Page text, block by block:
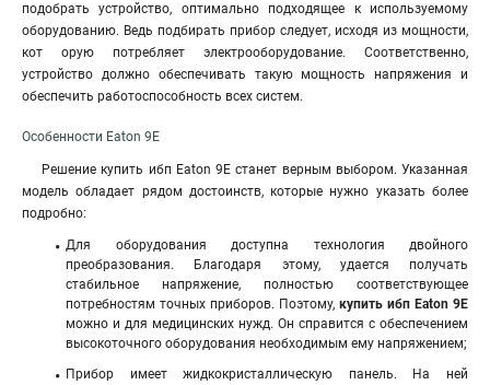
подобрать устройство, оптимально подходящее к используемому
оборудованию. Ведь подбирать прибор следует, исходя из мощности,
кот орую потребляет электрооборудование. Соответственно,
устройство должно обеспечивать такую мощность напряжения и
обеспечить работоспособность всех систем.
Особенности Eaton 9E
Решение купить ибп Eaton 9E станет верным выбором. Указанная
модель обладает рядом достоинств, которые нужно указать более
подробно:
Для оборудования доступна технология двойного
преобразования. Благодаря этому, удается получать
стабильное напряжение, полностью соответствующее
потребностям точных приборов. Поэтому, купить ибп Eaton 9E
можно и для медицинских нужд. Он справится с обеспечением
высокоточного оборудования необходимым ему напряжением;
Прибор имеет жидкокристаллическую панель. На ней